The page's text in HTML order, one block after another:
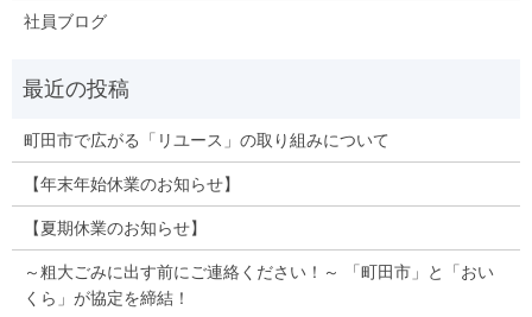
社員ブログ
町田市で広がる「リユース」の取り組みについて
【年末年始休業のお知らせ】
【夏期休業のお知らせ】
～粗大ごみに出す前にご連絡ください！～ 「町田市」と「おい
くら」が協定を締結！